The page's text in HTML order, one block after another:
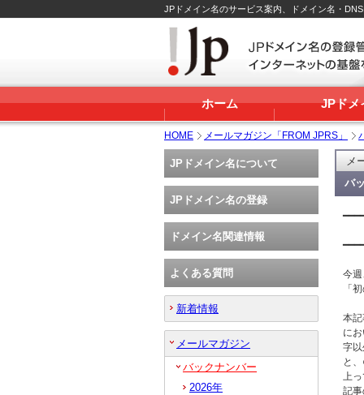
JPドメイン名のサービス案内、ドメイン名・
ホーム JPドメ
HOME メールマガジン「FROM JPRS」
メ
バ
◆
今週
「
本記
に
字
と
上っ
記事
JPドメイン名について
JPドメイン名の登録
ドメイン名関連情報
よくある質問
新着情報
メールマガジン
バックナンバー
2026年